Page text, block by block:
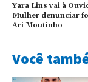
Yara Lins vai à
Mulher denunciar
Ari Moutinho
Você